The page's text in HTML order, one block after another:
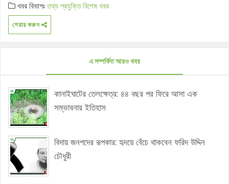
খবর বিভাগঃতথ্য প্রযুক্তিবিশেষ খবর
শেয়ার করুন
এ সম্পর্কিত আরও খবর
কানাইঘাটের তেলক্ষেত্র: ৪৪ বছর পর ফিরে আসা এক
সম্ভাবনার ইতিহাস
বিদায় জনপদের রূপকার: হৃদয়ে বেঁচে থাকবেন ফরিদ উদ্দিন
চৌধুরী